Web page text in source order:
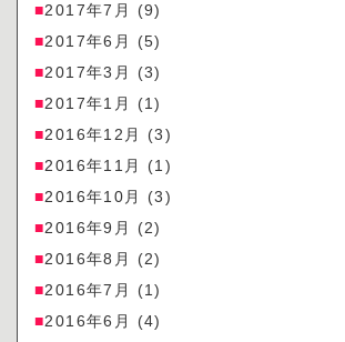
2017年7月
(9)
2017年6月
(5)
2017年3月
(3)
2017年1月
(1)
2016年12月
(3)
2016年11月
(1)
2016年10月
(3)
2016年9月
(2)
2016年8月
(2)
2016年7月
(1)
2016年6月
(4)